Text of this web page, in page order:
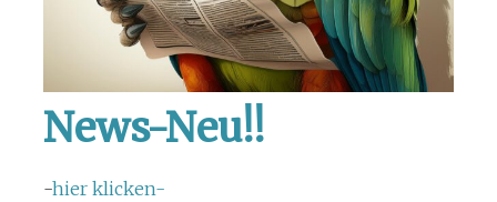
News-Neu!!
-hier klicken-